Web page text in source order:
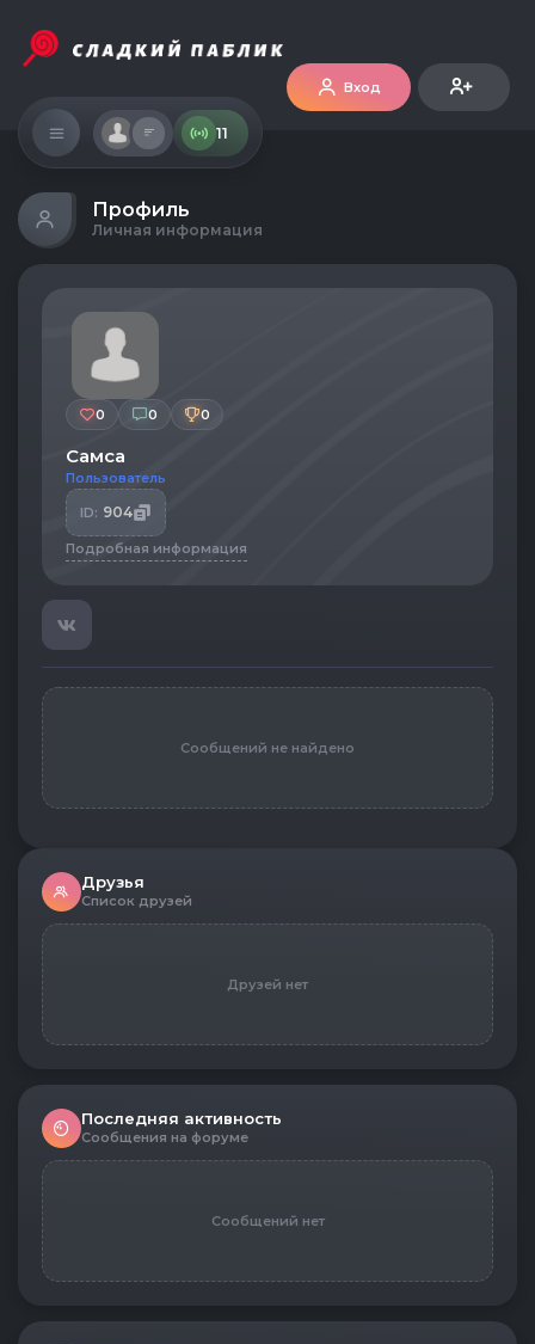
Вход
11
Профиль
Личная информация
0 0 0
Самса
Пользователь
ID: 904
Подробная информация
Сообщений не найдено
Друзья
Список друзей
Друзей нет
Последняя активность
Сообщения на форуме
Сообщений нет